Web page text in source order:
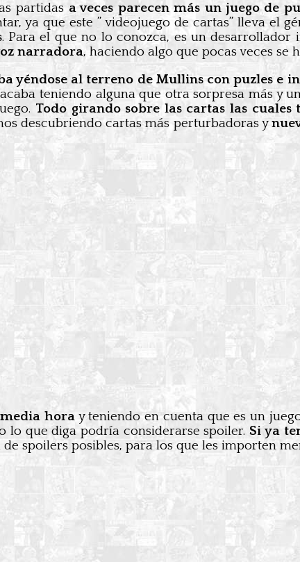
partidas a veces parecen más un juego de
ya que este ” videojuego de cartas” lleva el
. Para el que no lo conozca, es un desarrollador
narradora, haciendo algo que pocas veces se
yéndose al terreno de Mullins con puzles e
teniendo alguna que otra sorpresa más y
Todo girando sobre las cartas las cuales
descubriendo cartas más perturbadoras y
horay teniendo en cuenta que es un
que diga podría considerarse spoiler. Si ya
spoilers posibles, para los que les importen